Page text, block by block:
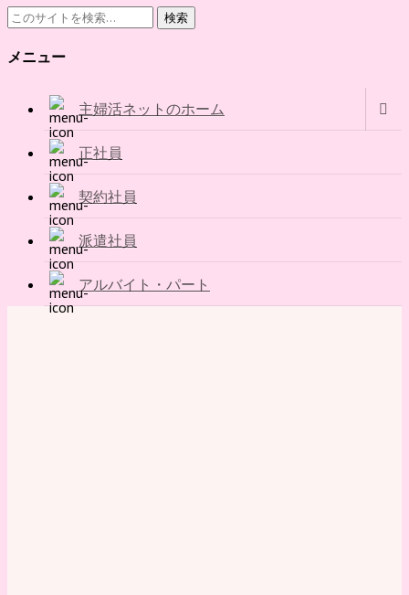
検索
メニュー
主婦活ネットのホーム
正社員
契約社員
派遣社員
アルバイト・パート